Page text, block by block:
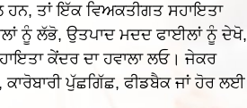
ਹਨ, ਤਾਂ ਇੱਕ ਵਿਅਕਤੀਗਤ ਸਹਾਇਤਾ
ਨੂੰ ਲੱਭੋ, ਉਤਪਾਦ ਮਦਦ ਫਾਈਲਾਂ ਨੂੰ ਦੇਖੋ,
ਕੇਂਦਰ ਦਾ ਹਵਾਲਾ ਲਓ। ਜੇਕਰ
ਪੁੱਛਗਿੱਛ, ਫੀਡਬੈਕ ਜਾਂ ਹੋਰ ਲਈ